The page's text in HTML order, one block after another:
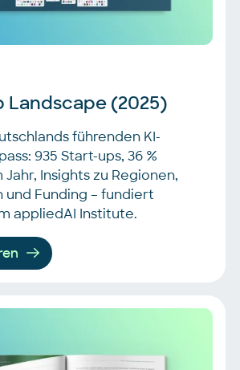
Landscape (2025)
führenden KI-
935 Start-ups, 36 %
Insights zu Regionen,
und Funding – fundiert
appliedAI Institute.